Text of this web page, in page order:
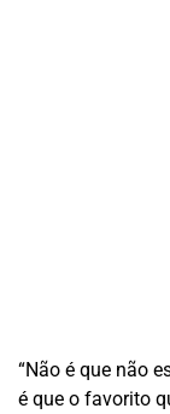
“Não é que não
é que o favorito